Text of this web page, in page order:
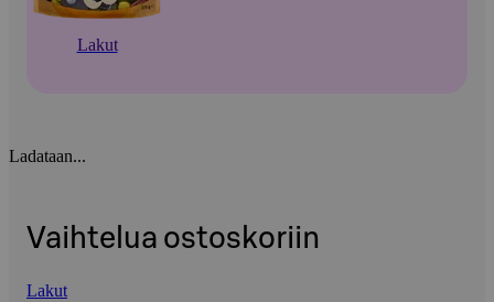
Lakut
Ladataan...
Vaihtelua ostoskoriin
Lakut